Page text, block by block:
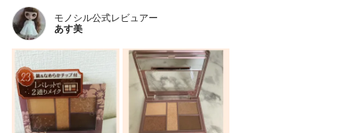
モノシル公式レビュアー
あす美